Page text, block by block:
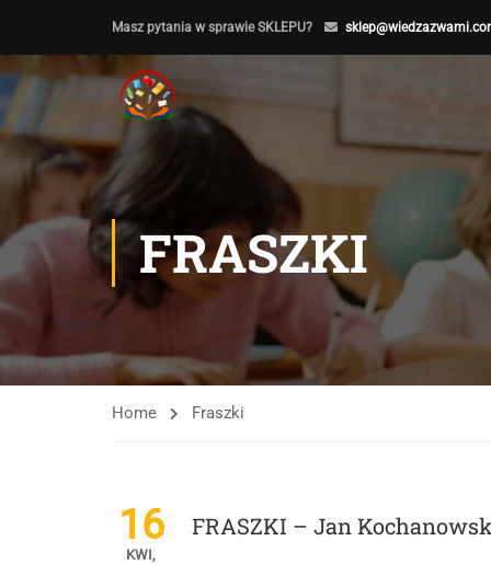
Masz pytania w sprawie SKLEPU?
FRASZKI
Home Fraszki
16
KWI,
FRASZKI – Jan